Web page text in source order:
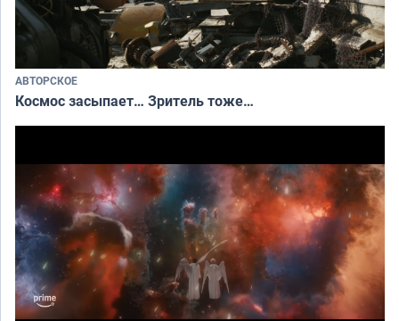
АВТОРСКОЕ
Космос засыпает… Зритель тоже…